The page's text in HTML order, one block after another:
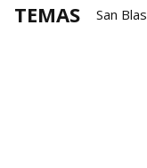
TEMAS San Blas